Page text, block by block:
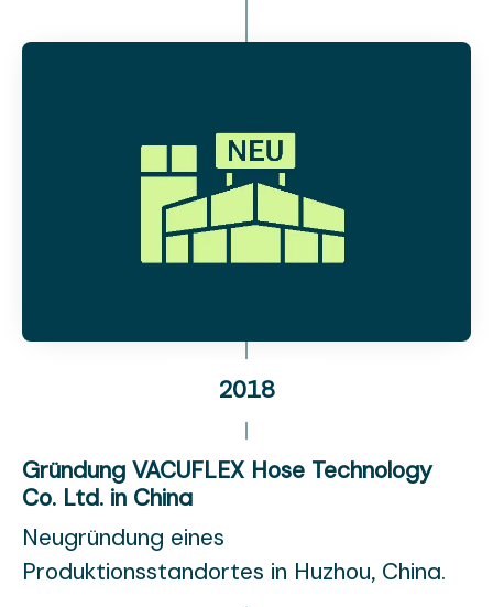
2018
Gründung VACUFLEX Hose Technology
Co. Ltd. in China
Neugründung eines
Produktionsstandortes in Huzhou, China.